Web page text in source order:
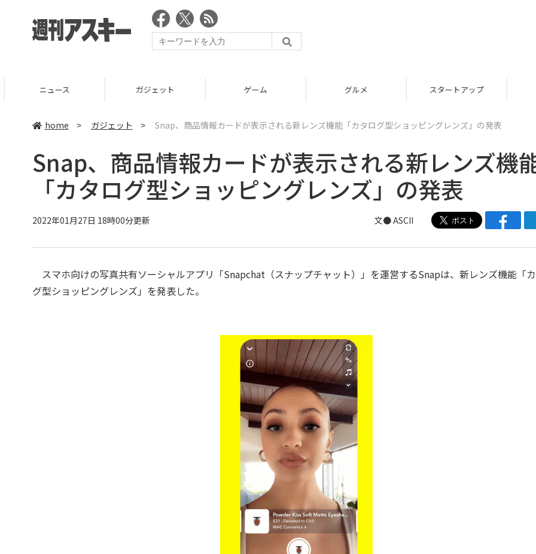
ニュース ガジェット ゲーム グルメ スタートアップ
home > ガジェット > Snap、商品情報カードが表示される新レンズ機能「カタログ型ショッピングレンズ」の発表
Snap、商品情報カードが表示される新レンズ機
「カタログ型ショッピングレンズ」の発表
2022年01月27日 18時00分更新 文● ASCII
スマホ向けの写真共有ソーシャルアプリ「Snapchat（スナップチャット）」を運営するSnapは、新レンズ機能「
グ型ショッピングレンズ」を発表した。